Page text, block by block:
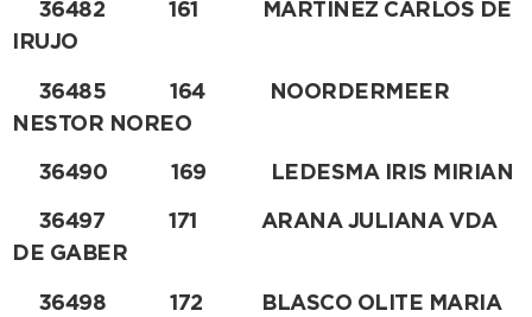
36482 161 MARTINEZ CARLOS DE
IRUJO
36485 164 NOORDERMEER
NESTOR NOREO
36490 169 LEDESMA IRIS MIRIAN
36497 171 ARANA JULIANA VDA
DE GABER
36498 172 BLASCO OLITE MARIA